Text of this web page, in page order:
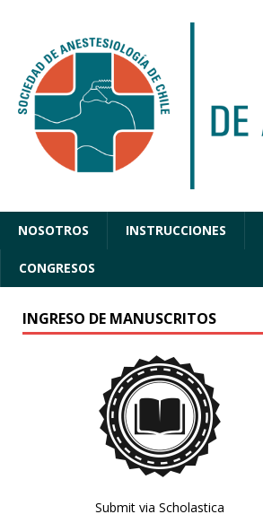
NOSOTROS INSTRUCCIONES
CONGRESOS
INGRESO DE MANUSCRITOS
Submit via Scholastica